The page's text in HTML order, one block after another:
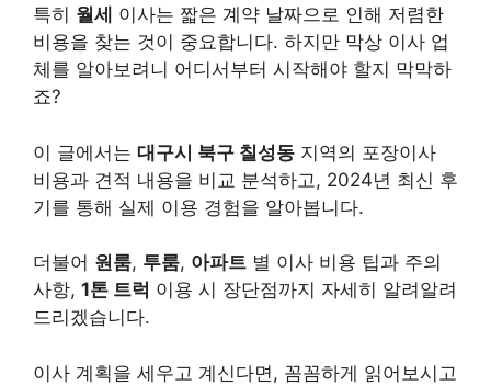
특히 월세 이사는 짧은 계약 날짜으로 인해 저렴한
비용을 찾는 것이 중요합니다. 하지만 막상 이사 업
체를 알아보려니 어디서부터 시작해야 할지 막막하
죠?
이 글에서는 대구시 북구 칠성동 지역의 포장이사
비용과 견적 내용을 비교 분석하고, 2024년 최신 후
기를 통해 실제 이용 경험을 알아봅니다.
더불어 원룸, 투룸, 아파트 별 이사 비용 팁과 주의
사항, 1톤 트럭 이용 시 장단점까지 자세히 알려알려
드리겠습니다.
이사 계획을 세우고 계신다면, 꼼꼼하게 읽어보시고